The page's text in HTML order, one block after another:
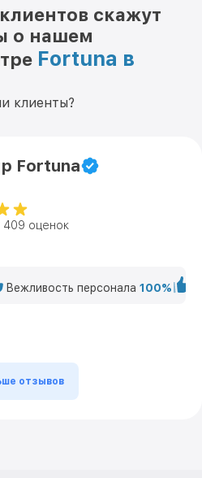
скажут
о нашем
Fortuna в
клиенты?
Fortuna
409 оценок
Вежливость персонала 100%
отзывов